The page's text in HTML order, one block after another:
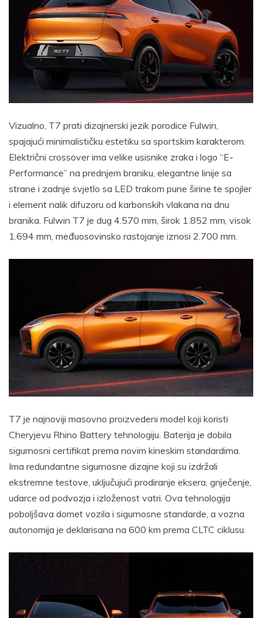
Vizualno, T7 prati dizajnerski jezik porodice Fulwin,
spajajući minimalističku estetiku sa sportskim karakterom.
Električni crossover ima velike usisnike zraka i logo “E-
Performance” na prednjem braniku, elegantne linije sa
strane i zadnje svjetlo sa LED trakom pune širine te spojler
i element nalik difuzoru od karbonskih vlakana na dnu
branika. Fulwin T7 je dug 4.570 mm, širok 1.852 mm, visok
1.694 mm, međuosovinsko rastojanje iznosi 2.700 mm.
T7 je najnoviji masovno proizvedeni model koji koristi
Cheryjevu Rhino Battery tehnologiju. Baterija je dobila
sigurnosni certifikat prema novim kineskim standardima.
Ima redundantne sigurnosne dizajne koji su izdržali
ekstremne testove, uključujući prodiranje eksera, gnječenje,
udarce od podvozja i izloženost vatri. Ova tehnologija
poboljšava domet vozila i sigurnosne standarde, a vozna
autonomija je deklarisana na 600 km prema CLTC ciklusu.